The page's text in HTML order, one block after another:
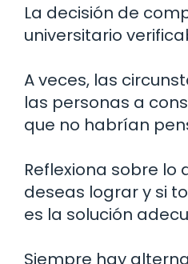
La decisión de
universitario
A veces, las
las personas a
que no habrían
Reflexiona sobre lo
deseas lograr y si
es la solución
Siempre hay